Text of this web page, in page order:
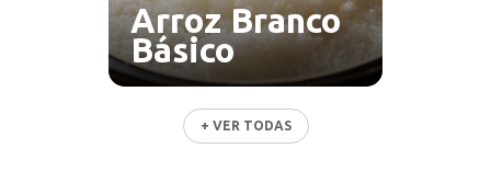
Arroz Branco
Básico
+ VER TODAS